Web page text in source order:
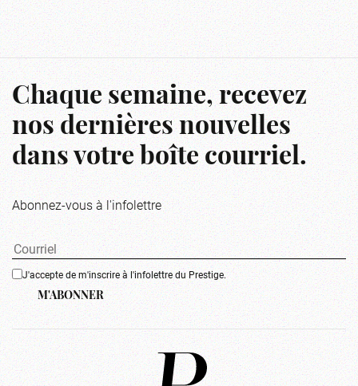
Chaque semaine, recevez
nos dernières nouvelles
dans votre boîte courriel.
Abonnez-vous à l'infolettre
J'accepte de m'inscrire à l'infolettre du Prestige.
M'ABONNER